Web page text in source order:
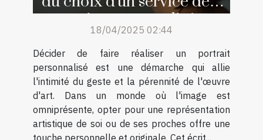
portraits personnalisés
18/04/2025 02:44
Décider de faire réaliser un portrait
personnalisé est une démarche qui allie
l'intimité du geste et la pérennité de l'œuvre
d'art. Dans un monde où l'image est
omniprésente, opter pour une représentation
artistique de soi ou de ses proches offre une
touche personnelle et originale. Cet écrit...